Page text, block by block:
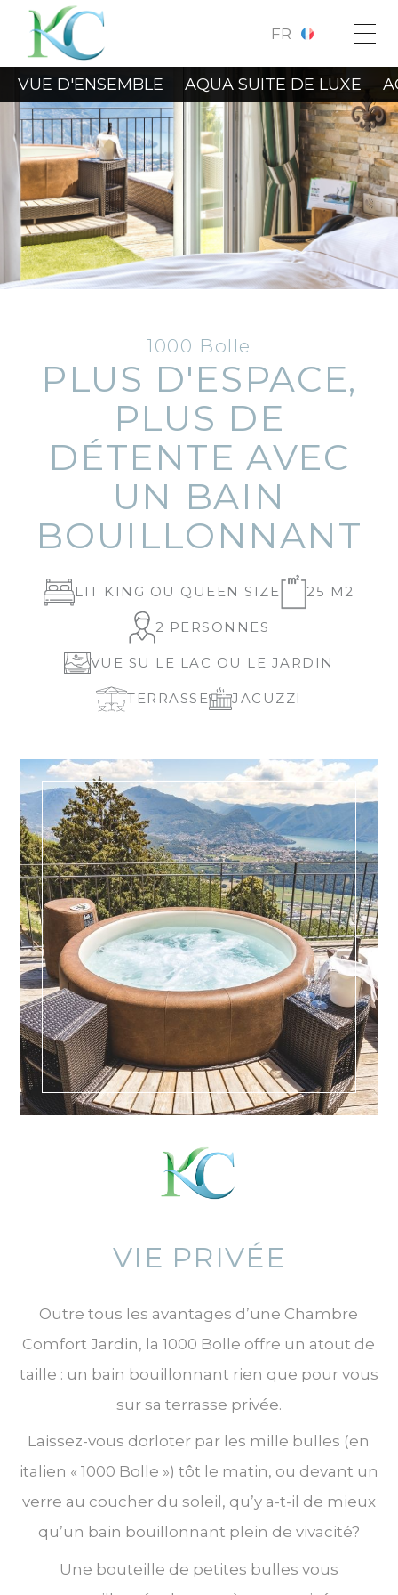
FR
1000 Bolle
PLUS D'ESPACE,
PLUS DE
DÉTENTE AVEC
UN BAIN
BOUILLONNANT
LIT KING OU QUEEN SIZE 25 M2
2 PERSONNES
VUE SU LE LAC OU LE JARDIN
TERRASSE JACUZZI
VIE PRIVÉE
Outre tous les avantages d’une Chambre
Comfort Jardin, la 1000 Bolle offre un atout de
taille : un bain bouillonnant rien que pour vous
sur sa terrasse privée.
Laissez-vous dorloter par les mille bulles (en
italien « 1000 Bolle ») tôt le matin, ou devant un
verre au coucher du soleil, qu’y a-t-il de mieux
qu’un bain bouillonnant plein de vivacité?
Une bouteille de petites bulles vous
VUE D'ENSEMBLE AQUA SUITE DE LUXE